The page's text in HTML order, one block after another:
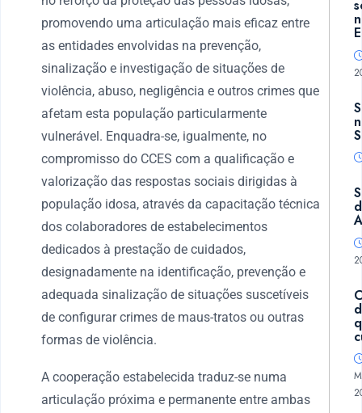
promovendo uma articulação mais eficaz entre
as entidades envolvidas na prevenção,
sinalização e investigação de situações de
violência, abuso, negligência e outros crimes que
afetam esta população particularmente
vulnerável. Enquadra-se, igualmente, no
compromisso do CCES com a qualificação e
valorização das respostas sociais dirigidas à
população idosa, através da capacitação técnica
dos colaboradores de estabelecimentos
dedicados à prestação de cuidados,
designadamente na identificação, prevenção e
adequada sinalização de situações suscetíveis
de configurar crimes de maus-tratos ou outras
formas de violência.
A cooperação estabelecida traduz-se numa
articulação próxima e permanente entre ambas